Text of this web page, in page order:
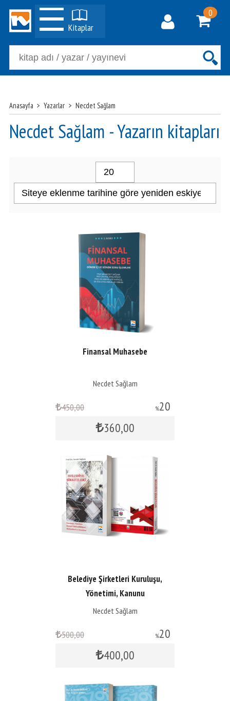
Kitaplar
0
Anasayfa > Yazarlar > Necdet Sağlam
Necdet Sağlam - Yazarın kitapları
Finansal Muhasebe
Necdet Sağlam
%20
450,00
360,00
Belediye Şirketleri Kuruluşu,
Yönetimi, Kanunu
Yükümlülükleri,...
Necdet Sağlam
%20
500,00
400,00